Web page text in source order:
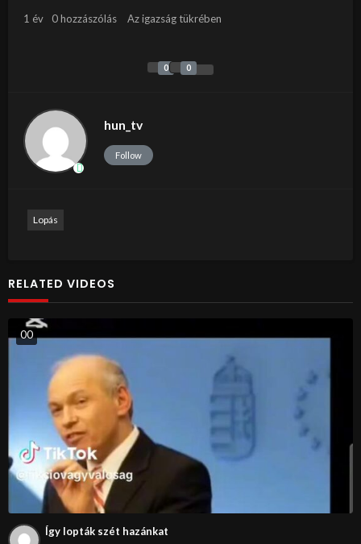
1 év 0 hozzászólás Az igazság tükrében
0 0
hun_tv
Follow
Lopás
RELATED VIDEOS
00
Így lopták szét hazánkat